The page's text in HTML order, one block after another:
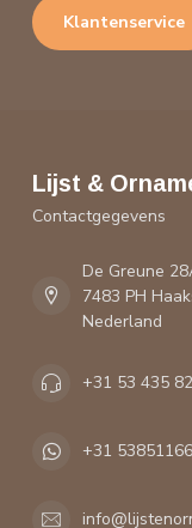
Klantenservice
Lijst &
Contactgegevens
De Greune
7483 PH
Nederland
+31 53 435
+31